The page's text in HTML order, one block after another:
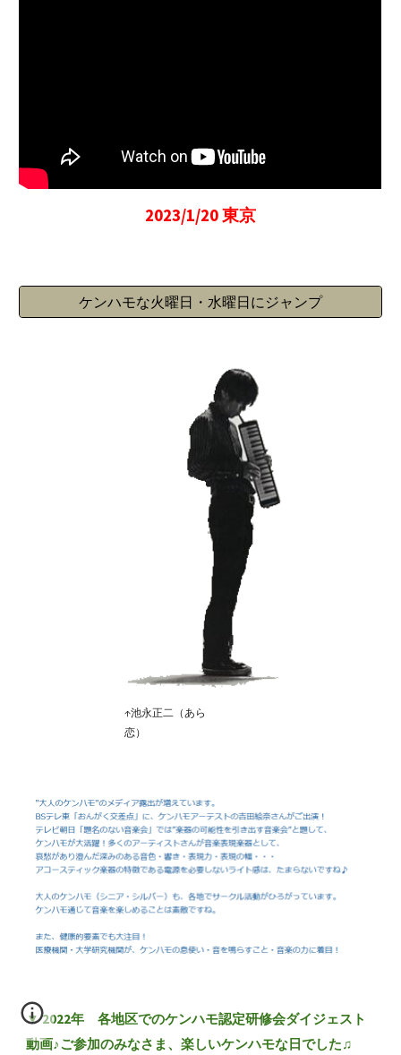
2023/1/20 東京
ケンハモな火曜日・水曜日にジャンプ
↑池永正二 （あら
恋）
▼ 2022年 各地区でのケンハモ認定研修会ダイジェスト
動画♪ご参加のみなさま、楽しいケンハモな日でした♫